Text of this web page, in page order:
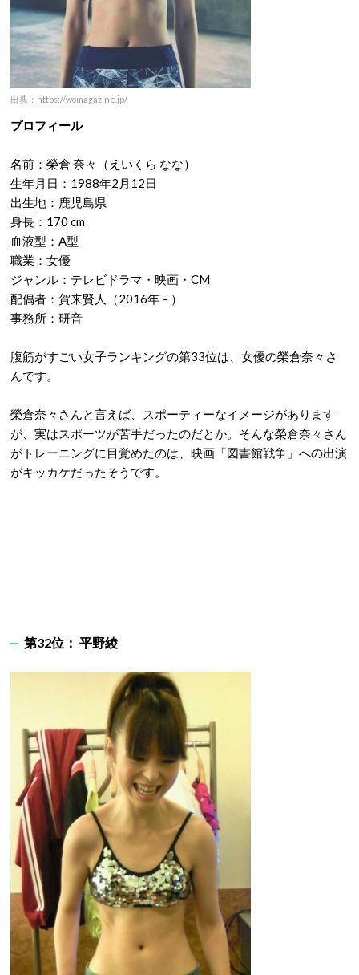
出典：https://womagazine.jp/
プロフィール
名前：榮倉 奈々（えいくら なな）
生年月日：1988年2月12日
出生地：鹿児島県
身長：170 cm
血液型：A型
職業：女優
ジャンル：テレビドラマ・映画・CM
配偶者：賀来賢人（2016年 – ）
事務所：研音
腹筋がすごい女子ランキングの第33位は、女優の榮倉奈々さ
んです。
榮倉奈々さんと言えば、スポーティーなイメージがあります
が、実はスポーツが苦手だったのだとか。そんな榮倉奈々さん
がトレーニングに目覚めたのは、映画「図書館戦争」への出演
がキッカケだったそうです。
第32位： 平野綾